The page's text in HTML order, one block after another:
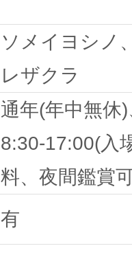
ソメイヨシノ
レザクラ
通年(年中無休
8:30-17:00(入
料、夜間鑑賞
有